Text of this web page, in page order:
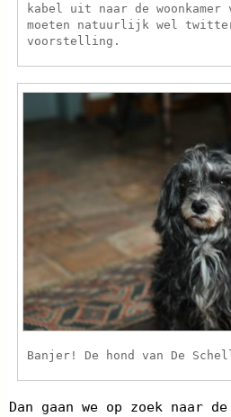
kabel uit naar de
moeten natuurlijk wel
voorstelling.
Banjer! De hond van De
Dan gaan we op zoek naar